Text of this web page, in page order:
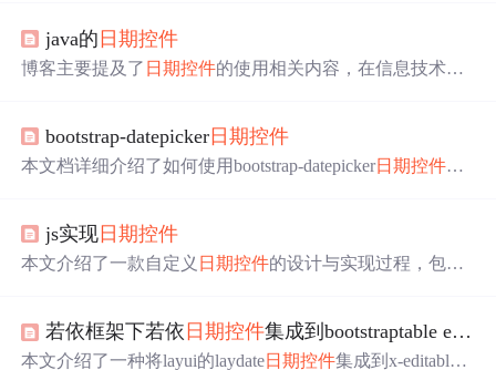
日期设置控件值。同时，文章还探讨了
事件以及如何在单元格值为空时隐藏控件 。作者分享了自
java的 日期控件
博客主要提及了 日期控件的使用相关内容，在信息技术领
bootstrap-datepicker日期控件
本文档详细介绍了如何使用bootstrap-datepicker日期控件，
到日、月、年的配置，还涵盖了时间点多选功能和
件的重置操作。
js实现日期控件
本文介绍了一款自定义 日期控件的设计与实现过程，包括
若依框架下若依 日期控件集成到bootstraptable editalbe中
本文介绍了一种将layui的laydate日期控件集成到x-editable